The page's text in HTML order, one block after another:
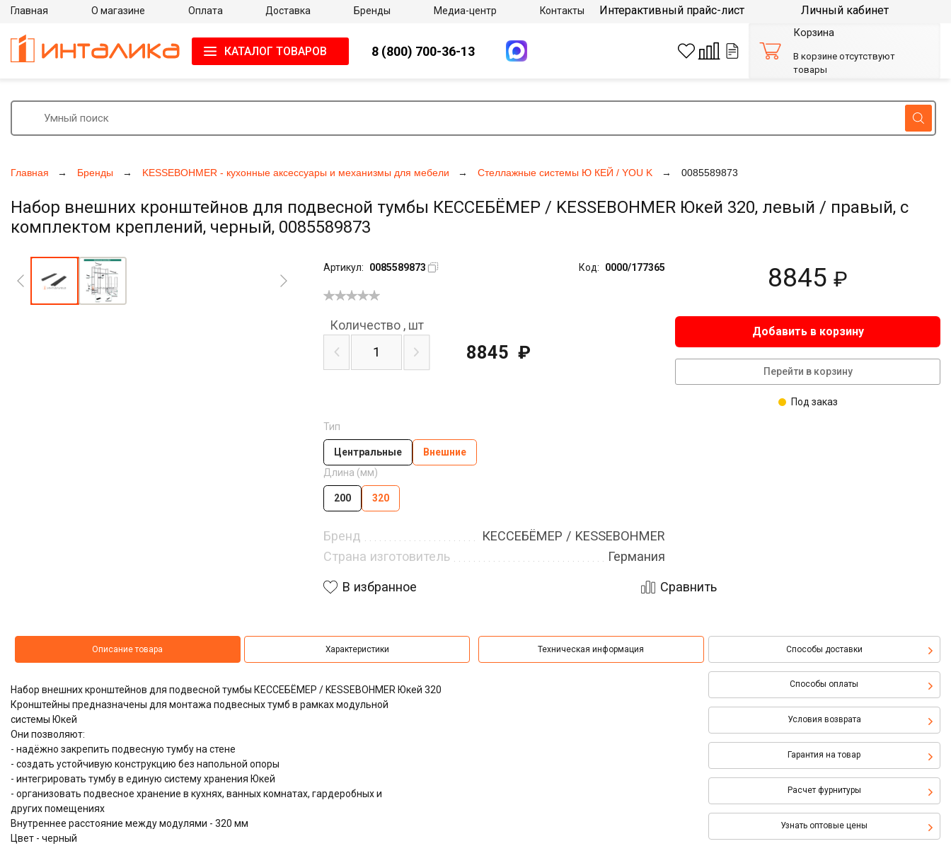
Главная Бренды KESSEBOHMER - кухонные аксессуары и механизмы для мебели Стеллажные системы Ю КЕЙ / YOU K 0085589873
Набор внешних кронштейнов для подвесной тумбы КЕССЕБЁМЕР / KESSEBOHMER Юкей 320, левый / правый, с
комплектом креплений, черный, 0085589873
Артикул: 0085589873 Код: 0000/177365 8845 ₽
Тип
Центральные
Внешние
Длина (мм)
200 320
Бренд
КЕССЕБЁМЕР / KESSEBOHMER
Страна изготовитель
Германия
Количество , шт
8845 ₽
Добавить в корзину
Перейти в корзину
Под заказ
В избранное Сравнить
Описание товара Характеристики Техническая информация Способы доставки
Способы оплаты
Условия возврата
Гарантия на товар
Расчет фурнитуры
Узнать оптовые цены
Набор внешних кронштейнов для подвесной тумбы КЕССЕБЁМЕР / KESSEBOHMER Юкей 320
Кронштейны предназначены для монтажа подвесных тумб в рамках модульной
системы Юкей
Они позволяют:
- надёжно закрепить подвесную тумбу на стене
- создать устойчивую конструкцию без напольной опоры
- интегрировать тумбу в единую систему хранения Юкей
- организовать подвесное хранение в кухнях, ванных комнатах, гардеробных и
других помещениях
Внутреннее расстояние между модулями - 320 мм
Цвет - черный
Главная О магазине Оплата Доставка Бренды Медиа-центр Контакты Интерактивный прайс-лист Личный кабинет
КАТАЛОГ ТОВАРОВ 8 (800) 700-36-13
Корзина
В корзине отсутствуют
товары